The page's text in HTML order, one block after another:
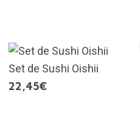
Set de Sushi Oishii
22,45€